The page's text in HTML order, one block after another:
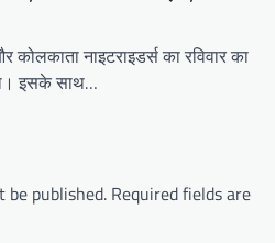
नाइटराइडर्स का रविवार का
इसके साथ…
be published. Required fields are